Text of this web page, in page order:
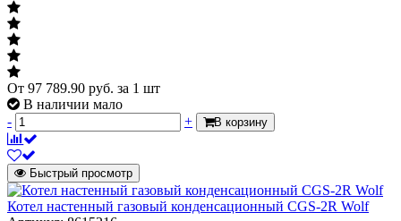
От 97 789.90 руб. за 1 шт
В наличии мало
-
+ В корзину
Быстрый просмотр
Котел настенный газовый конденсационный CGS-2R Wolf